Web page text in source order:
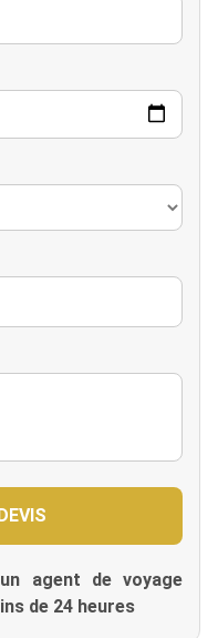
agent de voyage
de 24 heures